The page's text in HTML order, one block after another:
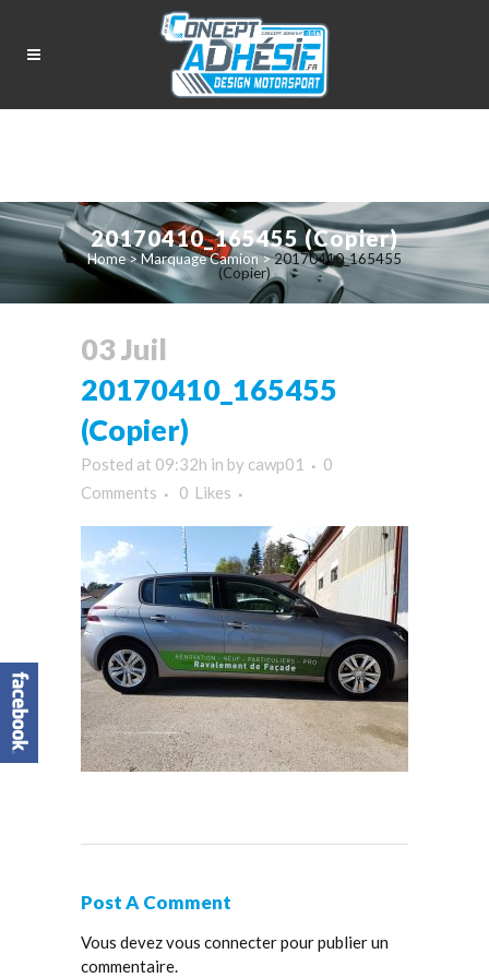
20170410_165455 (Copier)
Home>Marquage Camion>20170410_165455
(Copier)
03 Juil
20170410_165455
(Copier)
Posted at 09:32h in by cawp01
0
Comments
0 Likes
Post A Comment
Vous devezvous connecterpour publier un
commentaire.